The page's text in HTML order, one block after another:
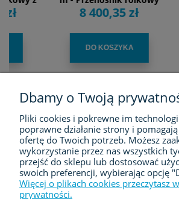
doprowadzający/
odprowadzający materiał
8 400,35 zł
DO KOSZYKA
FIRMA
ZAKUPY
MOJE KONTO
Dbamy o Twoją
Pliki cookies i pokrewne im
poprawne działanie strony i
ofertę do Twoich potrzeb. Możesz
wykorzystanie przez nas wszystkich
przejść do sklepu lub dostosować
swoich preferencji, wybierając opcję
Więcej o plikach cookies przeczytasz
prywatności.